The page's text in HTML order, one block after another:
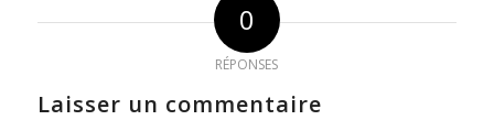
0
RÉPONSES
Laisser un commentaire